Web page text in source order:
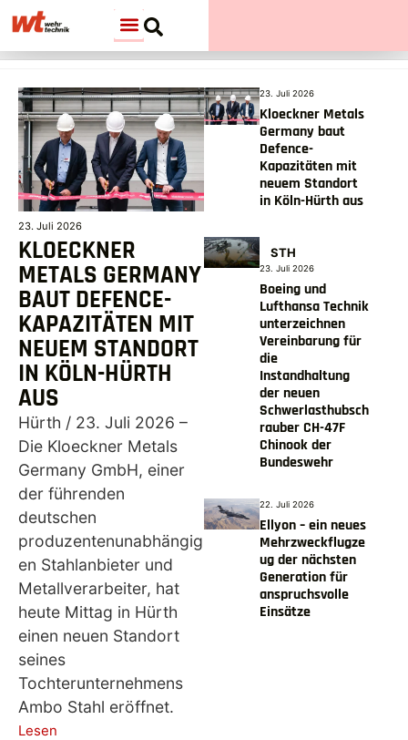
23. Juli 2026
KLOECKNER
METALS GERMANY
BAUT DEFENCE-
KAPAZITÄTEN MIT
NEUEM STANDORT
IN KÖLN-HÜRTH
AUS
Hürth / 23. Juli 2026 –
Die Kloeckner Metals
Germany GmbH, einer
der führenden
deutschen
produzentenunabhängig
en Stahlanbieter und
Metallverarbeiter, hat
heute Mittag in Hürth
einen neuen Standort
seines
Tochterunternehmens
Ambo Stahl eröffnet.
Lesen
23. Juli 2026
Kloeckner Metals
Germany baut
Defence-
Kapazitäten mit
neuem Standort
in Köln-Hürth aus
STH
23. Juli 2026
Boeing und
Lufthansa Technik
unterzeichnen
Vereinbarung für
die
Instandhaltung
der neuen
Schwerlasthubsch
rauber CH-47F
Chinook der
Bundeswehr
22. Juli 2026
Ellyon – ein neues
Mehrzweckflugze
ug der nächsten
Generation für
anspruchsvolle
Einsätze